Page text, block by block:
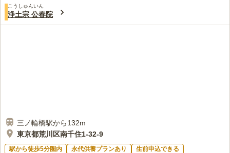
みんなの評価
こうしゅんいん
浄土宗 公春院
三ノ輪橋駅から132m
東京都荒川区南千住1-32-9
駅から徒歩5分圏内 永代供養プランあり 生前申込できる